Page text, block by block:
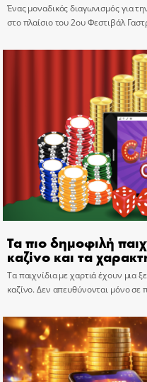
Ένας μοναδικός διαγωνισμός για
στο πλαίσιο του 2ου Φεστιβάλ
Τα πιο δημοφιλή
καζίνο και τα
Τα παιχνίδια με χαρτιά έχουν μια
καζίνο. Δεν απευθύνονται μόνο σε